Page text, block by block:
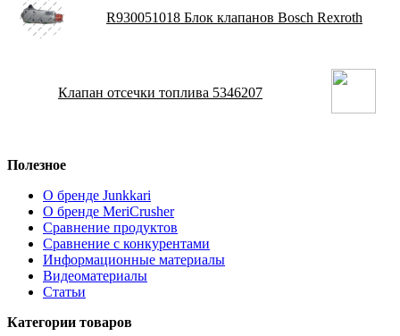
R930051018 Блок клапанов Bosch Rexroth
Клапан отсечки топлива 5346207
Полезное
О бренде Junkkari
О бренде MeriCrusher
Сравнение продуктов
Сравнение с конкурентами
Информационные материалы
Видеоматериалы
Статьи
Категории товаров